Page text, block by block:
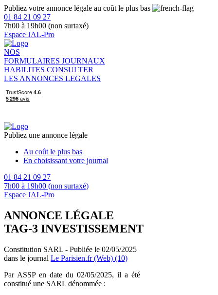
Publiez votre annonce légale au coût le plus bas
01 84 21 09 27
7h00 à 19h00 (non surtaxé)
Espace JAL-Pro
NOS
FORMULAIRES JOURNAUX
HABILITES CONSULTER
LES ANNONCES LEGALES
Publiez une annonce légale
Au coût le plus bas
En choisissant votre journal
01 84 21 09 27
7h00 à 19h00 (non surtaxé)
Espace JAL-Pro
ANNONCE LÉGALE
TAG-3 INVESTISSEMENT
Constitution SARL - Publiée le 02/05/2025
dans le journal Le Parisien.fr (Web) (10)
Par ASSP en date du 02/05/2025, il a été
constitué une SARL dénommée :